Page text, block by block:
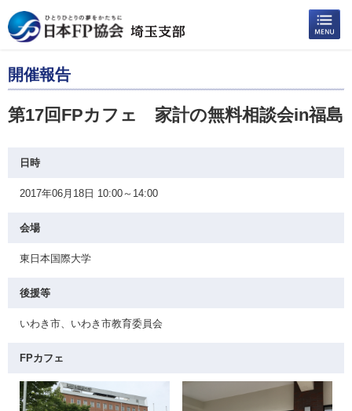
開催報告
第17回FPカフェ 家計の無料相談会in福島
日時
2017年06月18日 10:00～14:00
会場
東日本国際大学
後援等
いわき市、いわき市教育委員会
FPカフェ